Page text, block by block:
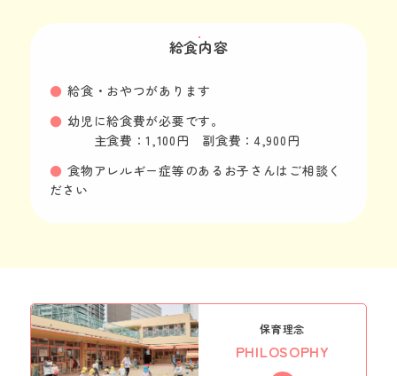
給食内容
給食・おやつがあります
幼児に給食費が必要です。
主食費：1,100円 副食費：4,900円
食物アレルギー症等のあるお子さんはご相談く
ださい
保育理念
PHILOSOPHY